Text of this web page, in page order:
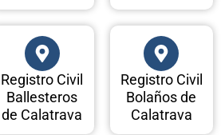
Registro Civil
Ballesteros
de Calatrava
Registro Civil
Bolaños de
Calatrava